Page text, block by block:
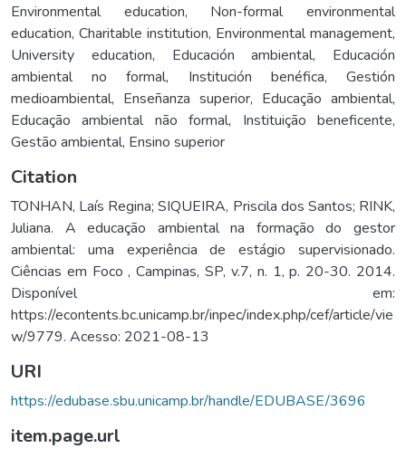
Environmental education, Non-formal environmental
education, Charitable institution, Environmental management,
University education, Educación ambiental, Educación
ambiental no formal, Institución benéfica,Gestión
medioambiental, Enseñanza superior, Educação ambiental,
Educação ambiental não formal, Instituição beneficente,
Gestão ambiental, Ensino superior
Citation
TONHAN, Laís Regina; SIQUEIRA, Priscila dos Santos; RINK,
Juliana. A educação ambiental na formação do gestor
ambiental: uma experiência de estágio supervisionado.
Ciências em Foco , Campinas, SP, v.7, n. 1, p. 20-30. 2014.
Disponível em:
https://econtents.bc.unicamp.br/inpec/index.php/cef/article/vie
w/9779. Acesso: 2021-08-13
URI
https://edubase.sbu.unicamp.br/handle/EDUBASE/3696
item.page.url